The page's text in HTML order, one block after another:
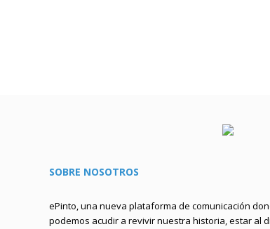
SOBRE NOSOTROS
ePinto, una nueva plataforma de comunicación
podemos acudir a revivir nuestra historia, estar al